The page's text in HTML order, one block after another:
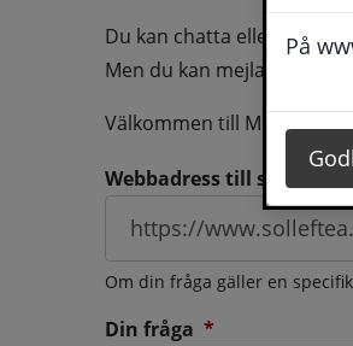
På
Du kan chatta eller ringa
Men du kan mejla oss din
Välkommen till
Webbadress till sidan
Om din fråga gäller en
Din fråga *